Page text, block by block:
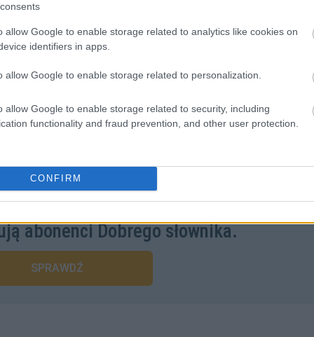
allow Google to enable storage related to analytics like cookies on
identifiers in apps.
allow Google to enable storage related to personalization.
allow Google to enable storage related to security, including
functionality and fraud prevention, and other user protection.
CONFIRM
Brakuje czegoś w haśle?
abonenci Dobrego słownika.
SPRAWDŹ